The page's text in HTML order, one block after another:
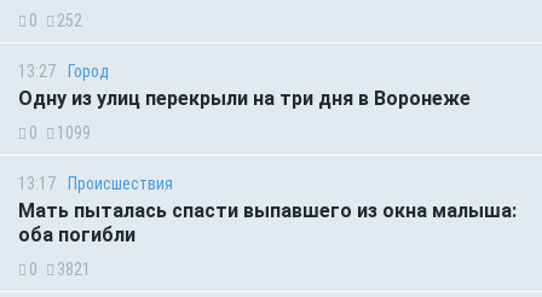
0 252
13:27 Город
Одну из улиц перекрыли на три дня в Воронеже
0 1099
13:17 Происшествия
Мать пыталась спасти выпавшего из окна малыша:
оба погибли
0 3821